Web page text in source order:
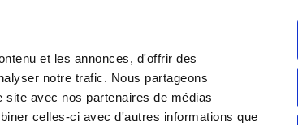
et les annonces, d'offrir des
notre trafic. Nous partageons
avec nos partenaires de médias
celles-ci avec d'autres informations que
LIBRAIRIE